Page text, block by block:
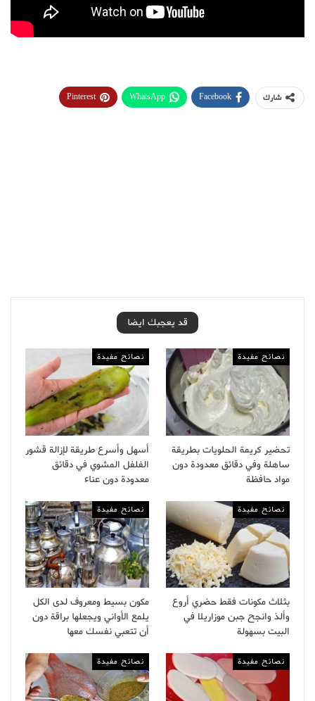
شارك Facebook
WhatsApp
Pinterest
قد يعجبك ايضا
نصائح مفيدة
تحضير كريمة الحلويات بطريقة
ساهلة وفي دقائق معدودة دون
مواد حافظة
نصائح مفيدة
أسهل وأسرع طريقة لإزالة قشور
الفلفل المشوي في دقائق
معدودة دون عناء
نصائح مفيدة
بثلاث مكونات فقط حضري أروع
وألذ وانجح جبن موزاريلا في
البيت بسهولة
نصائح مفيدة
مكون بسيط ومعروف لدى الكل
يلمع الأواني ويجعلها براقة دون
أن تتعبي نفسك معها
نصائح مفيدة نصائح مفيدة